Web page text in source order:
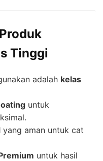
Tinggi
adalah kelas
untuk
yang aman untuk cat
untuk hasil